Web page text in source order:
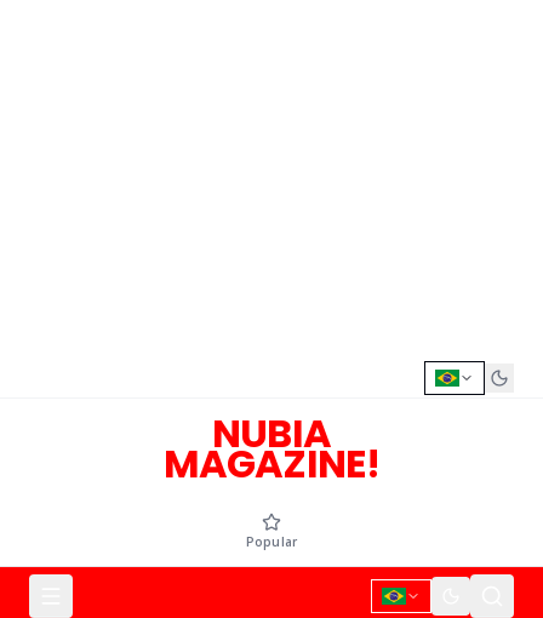
NUBIA
MAGAZINE!
Popular